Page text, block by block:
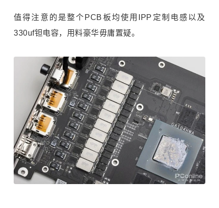
值得注意的是整个PCB板均使用IPP定制电感以及
330uf钽电容，用料豪华毋庸置疑。